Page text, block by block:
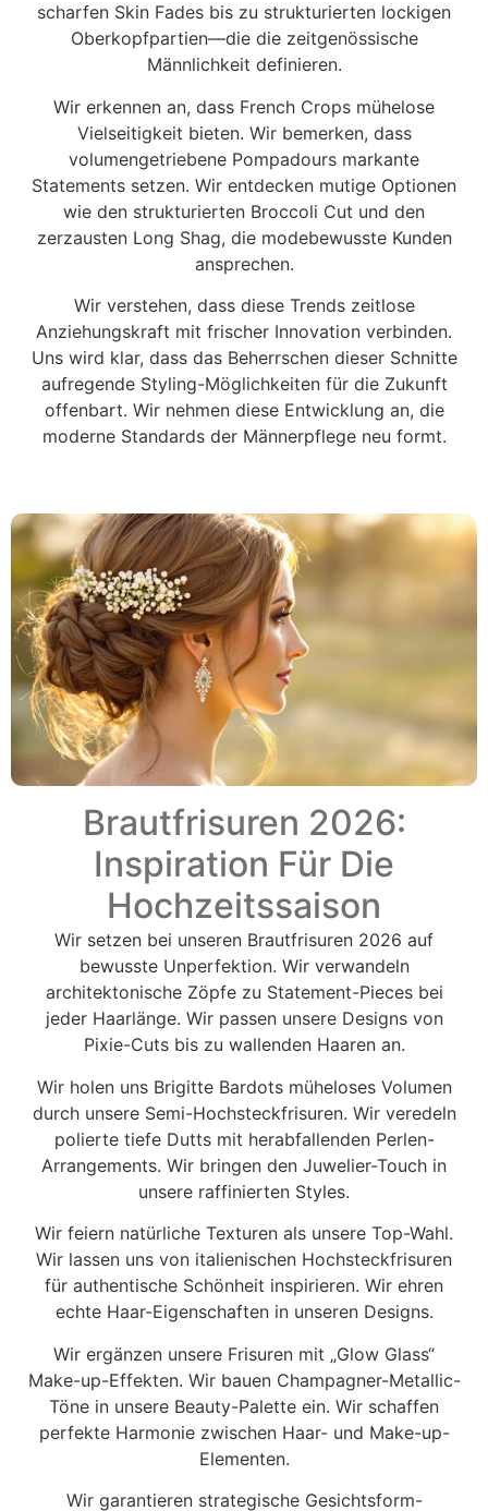
scharfen Skin Fades bis zu strukturierten lockigen
Oberkopfpartien—die die zeitgenössische
Männlichkeit definieren.
Wir erkennen an, dass French Crops mühelose
Vielseitigkeit bieten. Wir bemerken, dass
volumengetriebene Pompadours markante
Statements setzen. Wir entdecken mutige Optionen
wie den strukturierten Broccoli Cut und den
zerzausten Long Shag, die modebewusste Kunden
ansprechen.
Wir verstehen, dass diese Trends zeitlose
Anziehungskraft mit frischer Innovation verbinden.
Uns wird klar, dass das Beherrschen dieser Schnitte
aufregende Styling-Möglichkeiten für die Zukunft
offenbart. Wir nehmen diese Entwicklung an, die
moderne Standards der Männerpflege neu formt.
Brautfrisuren 2026:
Inspiration Für Die
Hochzeitssaison
Wir setzen bei unseren Brautfrisuren 2026 auf
bewusste Unperfektion. Wir verwandeln
architektonische Zöpfe zu Statement-Pieces bei
jeder Haarlänge. Wir passen unsere Designs von
Pixie-Cuts bis zu wallenden Haaren an.
Wir holen uns Brigitte Bardots müheloses Volumen
durch unsere Semi-Hochsteckfrisuren. Wir veredeln
polierte tiefe Dutts mit herabfallenden Perlen-
Arrangements. Wir bringen den Juwelier-Touch in
unsere raffinierten Styles.
Wir feiern natürliche Texturen als unsere Top-Wahl.
Wir lassen uns von italienischen Hochsteckfrisuren
für authentische Schönheit inspirieren. Wir ehren
echte Haar-Eigenschaften in unseren Designs.
Wir ergänzen unsere Frisuren mit „Glow Glass“
Make-up-Effekten. Wir bauen Champagner-Metallic-
Töne in unsere Beauty-Palette ein. Wir schaffen
perfekte Harmonie zwischen Haar- und Make-up-
Elementen.
Wir garantieren strategische Gesichtsform-